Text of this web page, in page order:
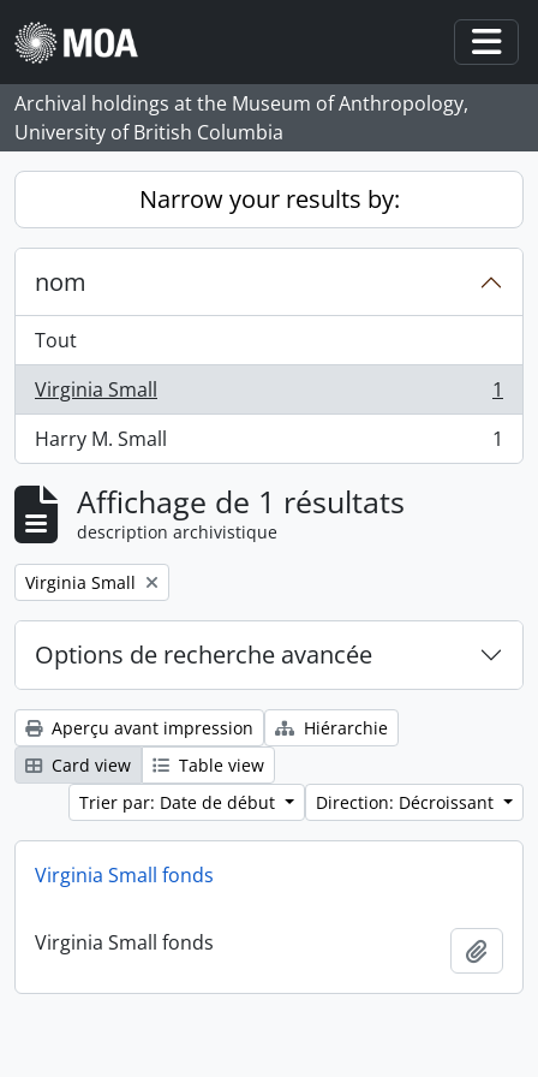
Skip to main content
Archival holdings at the Museum of Anthropology,
University of British Columbia
Narrow your results by:
nom
Tout
Virginia Small
, 1 résultats
1
Harry M. Small
, 1 résultats 1
Affichage de 1 résultats
description archivistique
Remove filter:
Virginia Small
Options de recherche avancée
Aperçu avant impression
Hiérarchie
Card view
Table view
Trier par: Date de début
Direction: Décroissant
Virginia Small fonds
Virginia Small fonds